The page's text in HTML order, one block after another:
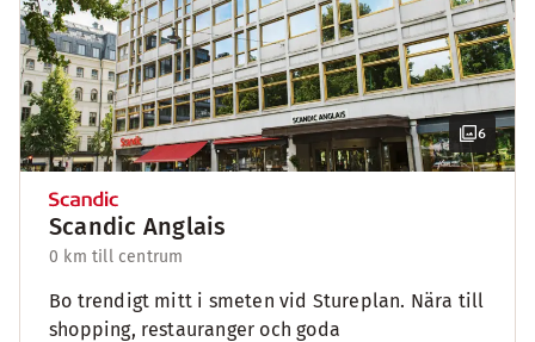
6
Scandic Anglais
0 km till centrum
Bo trendigt mitt i smeten vid Stureplan. Nära till
shopping, restauranger och goda